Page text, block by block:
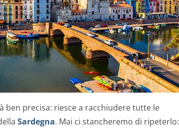
ben precisa: riesce a racchiudere tutte le
Sardegna. Mai ci stancheremo di ripeterlo: